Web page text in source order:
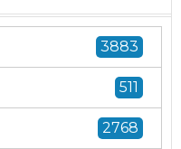
3883
511
2768